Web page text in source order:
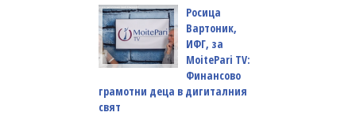
Росица
Вартоник,
ИФГ, за
MoitePari TV:
Финансово
грамотни деца в дигиталния
свят